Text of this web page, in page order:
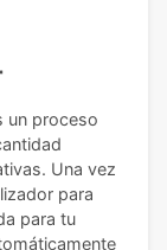
un proceso
Una vez
para
para tu